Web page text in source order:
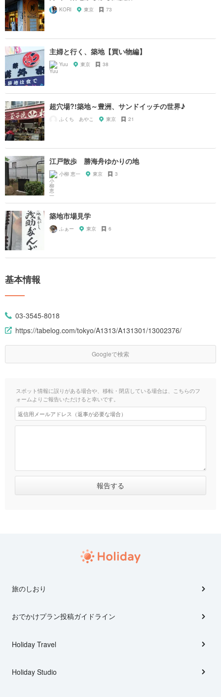
KORI 東京 73
主婦と行く、築地【買い物編】
Yuu 東京 38
超穴場?!築地～豊洲、サンドイッチの世界♪
ふくち あやこ 東京 21
江戸散歩 勝海舟ゆかりの地
小柳 恵一 東京 3
築地市場見学
ふぁー 東京 6
基本情報
03-3545-8018
https://tabelog.com/tokyo/A1313/A131301/13002376/
Googleで検索
スポット情報に誤りがある場合や、移転・閉店している場合は、こちらのフ
ォームよりご報告いただけると幸いです。
旅のしおり
おでかけプラン投稿ガイドライン
Holiday Travel
Holiday Studio